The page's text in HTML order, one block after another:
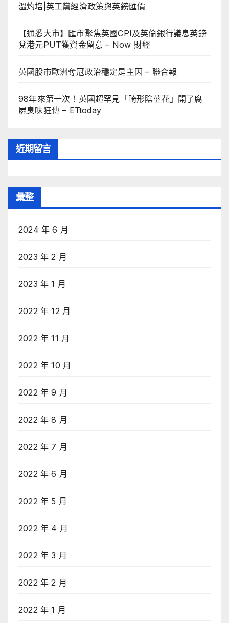
溫灼培|英工黨經濟政策與英鎊匯價
【通悉大市】匯市聚焦英國CPI及英倫銀行議息英鎊
兌港元PUT獲資金留意 – Now 財經
英國股市歐洲奪冠政治穩定是主因 – 聯合報
98年來第一次！英國超罕見「畸形陰莖花」開了腐
屍臭味狂傳 – ETtoday
近期留言
彙整
2024 年 6 月
2023 年 2 月
2023 年 1 月
2022 年 12 月
2022 年 11 月
2022 年 10 月
2022 年 9 月
2022 年 8 月
2022 年 7 月
2022 年 6 月
2022 年 5 月
2022 年 4 月
2022 年 3 月
2022 年 2 月
2022 年 1 月